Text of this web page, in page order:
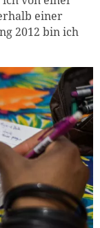
einer
2012 bin ich